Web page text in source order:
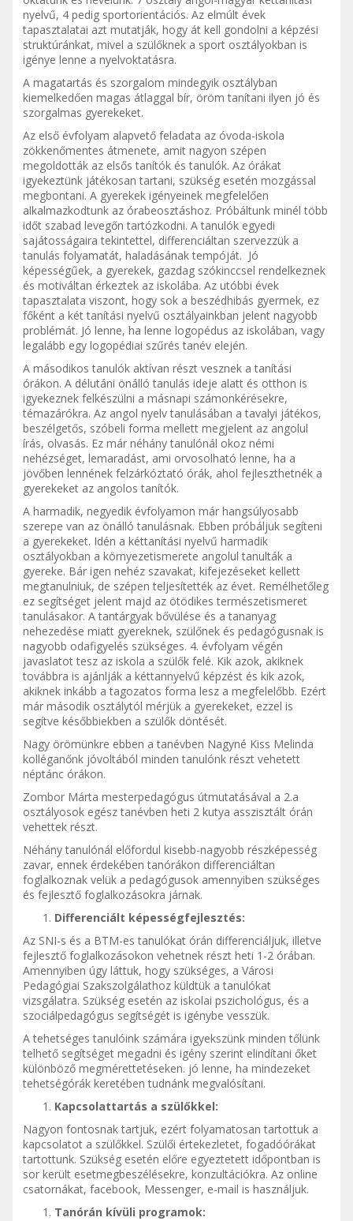
nyelvű, 4 pedig sportorientációs. Az elmúlt évek
tapasztalatai azt mutatják, hogy át kell gondolni a képzési
struktúránkat, mivel a szülőknek a sport osztályokban is
igénye lenne a nyelvoktatásra.
A magatartás és szorgalom mindegyik osztályban
kiemelkedően magas átlaggal bír, öröm tanítani ilyen jó és
szorgalmas gyerekeket.
Az első évfolyam alapvető feladata az óvoda-iskola
zökkenőmentes átmenete, amit nagyon szépen
megoldották az elsős tanítók és tanulók. Az órákat
igyekeztünk játékosan tartani, szükség esetén mozgással
megbontani. A gyerekek igényeinek megfelelően
alkalmazkodtunk az órabeosztáshoz. Próbáltunk minél több
időt szabad levegőn tartózkodni. A tanulók egyedi
sajátosságaira tekintettel, differenciáltan szervezzük a
tanulás folyamatát, haladásának tempóját. Jó
képességűek, a gyerekek, gazdag szókinccsel rendelkeznek
és motiváltan érkeztek az iskolába. Az utóbbi évek
tapasztalata viszont, hogy sok a beszédhibás gyermek, ez
főként a két tanítási nyelvű osztályainkban jelent nagyobb
problémát. Jó lenne, ha lenne logopédus az iskolában, vagy
legalább egy logopédiai szűrés tanév elején.
A másodikos tanulók aktívan részt vesznek a tanítási
órákon. A délutáni önálló tanulás ideje alatt és otthon is
igyekeznek felkészülni a másnapi számonkérésekre,
témazárókra. Az angol nyelv tanulásában a tavalyi játékos,
beszélgetős, szóbeli forma mellett megjelent az angolul
írás, olvasás. Ez már néhány tanulónál okoz némi
nehézséget, lemaradást, ami orvosolható lenne, ha a
jövőben lennének felzárkóztató órák, ahol fejleszthetnék a
gyerekeket az angolos tanítók.
A harmadik, negyedik évfolyamon már hangsúlyosabb
szerepe van az önálló tanulásnak. Ebben próbáljuk segíteni
a gyerekeket. Idén a kéttanítási nyelvű harmadik
osztályokban a környezetismerete angolul tanulták a
gyereke. Bár igen nehéz szavakat, kifejezéseket kellett
megtanulniuk, de szépen teljesítették az évet. Remélhetőleg
ez segítséget jelent majd az ötödikes természetismeret
tanulásakor. A tantárgyak bővülése és a tananyag
nehezedése miatt gyereknek, szülőnek és pedagógusnak is
nagyobb odafigyelés szükséges. 4. évfolyam végén
javaslatot tesz az iskola a szülők felé. Kik azok, akiknek
továbbra is ajánlják a kéttannyelvű képzést és kik azok,
akiknek inkább a tagozatos forma lesz a megfelelőbb. Ezért
már második osztálytól mérjük a gyerekeket, ezzel is
segítve későbbiekben a szülők döntését.
Nagy örömünkre ebben a tanévben Nagyné Kiss Melinda
kolléganőnk jóvoltából minden tanulónk részt vehetett
néptánc órákon.
Zombor Márta mesterpedagógus útmutatásával a 2.a
osztályosok egész tanévben heti 2 kutya asszisztált órán
vehettek részt.
Néhány tanulónál előfordul kisebb-nagyobb részképesség
zavar, ennek érdekében tanórákon differenciáltan
foglalkoznak velük a pedagógusok amennyiben szükséges
és fejlesztő foglalkozásokra járnak.
Differenciált képességfejlesztés:
Az SNI-s és a BTM-es tanulókat órán differenciáljuk, illetve
fejlesztő foglalkozásokon vehetnek részt heti 1-2 órában.
Amennyiben úgy láttuk, hogy szükséges, a Városi
Pedagógiai Szakszolgálathoz küldtük a tanulókat
vizsgálatra. Szükség esetén az iskolai pszichológus, és a
szociálpedagógus segítségét is igénybe vesszük.
A tehetséges tanulóink számára igyekszünk minden tőlünk
telhető segítséget megadni és igény szerint elindítani őket
különböző megmérettetéseken. jó lenne, ha mindezeket
tehetségórák keretében tudnánk megvalósítani.
Kapcsolattartás a szülőkkel:
Nagyon fontosnak tartjuk, ezért folyamatosan tartottuk a
kapcsolatot a szülőkkel. Szülői értekezletet, fogadóórákat
tartottunk. Szükség esetén előre egyeztetett időpontban is
sor került esetmegbeszélésekre, konzultációkra. Az online
csatornákat, facebook, Messenger, e-mail is használjuk.
Tanórán kívüli programok: